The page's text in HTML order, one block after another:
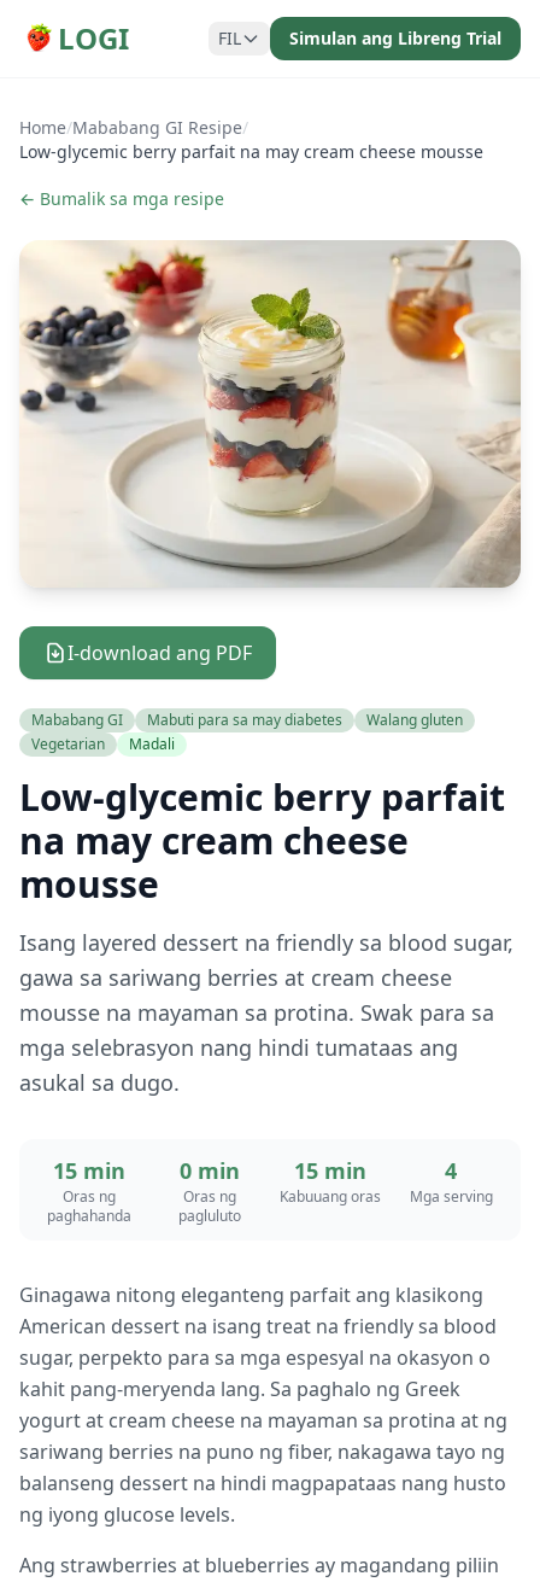
LOGI FIL Simulan ang Libreng Trial
Home/Mababang GI Resipe/
Low-glycemic berry parfait na may cream cheese mousse
← Bumalik sa mga resipe
I-download ang PDF
Mababang GI Mabuti para sa may diabetes
Walang gluten
Vegetarian
Madali
Low-glycemic berry parfait
na may cream cheese
mousse
Isang layered dessert na friendly sa blood sugar,
gawa sa sariwang berries at cream cheese
mousse na mayaman sa protina. Swak para sa
mga selebrasyon nang hindi tumataas ang
asukal sa dugo.
15 min
Oras ng
paghahanda
0 min
Oras ng
pagluluto
15 min
Kabuuang oras
4
Mga serving
Ginagawa nitong eleganteng parfait ang klasikong
American dessert na isang treat na friendly sa blood
sugar, perpekto para sa mga espesyal na okasyon o
kahit pang-meryenda lang. Sa paghalo ng Greek
yogurt at cream cheese na mayaman sa protina at ng
sariwang berries na puno ng fiber, nakagawa tayo ng
balanseng dessert na hindi magpapataas nang husto
ng iyong glucose levels.
Ang strawberries at blueberries ay magandang piliin